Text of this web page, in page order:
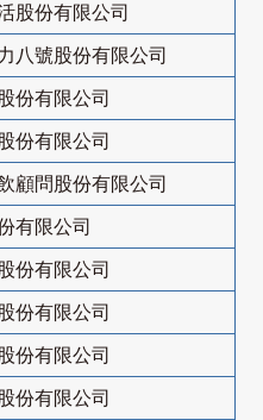
股份有限公司
八號股份有限公司
份有限公司
份有限公司
顧問股份有限公司
有限公司
份有限公司
份有限公司
份有限公司
份有限公司